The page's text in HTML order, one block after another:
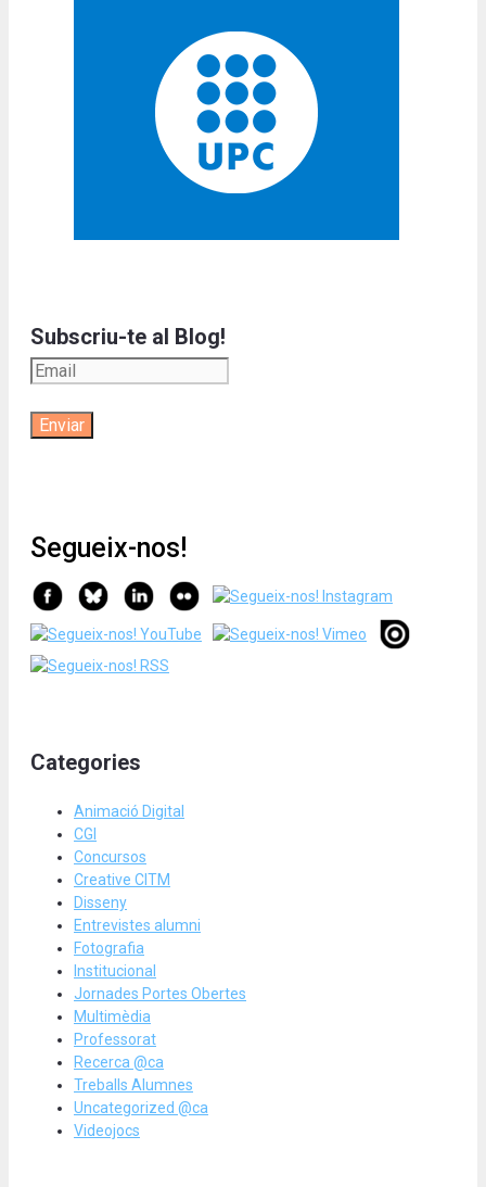
Subscriu-te al Blog!
Segueix-nos!
Categories
Animació Digital
CGI
Concursos
Creative CITM
Disseny
Entrevistes alumni
Fotografia
Institucional
Jornades Portes Obertes
Multimèdia
Professorat
Recerca @ca
Treballs Alumnes
Uncategorized @ca
Videojocs